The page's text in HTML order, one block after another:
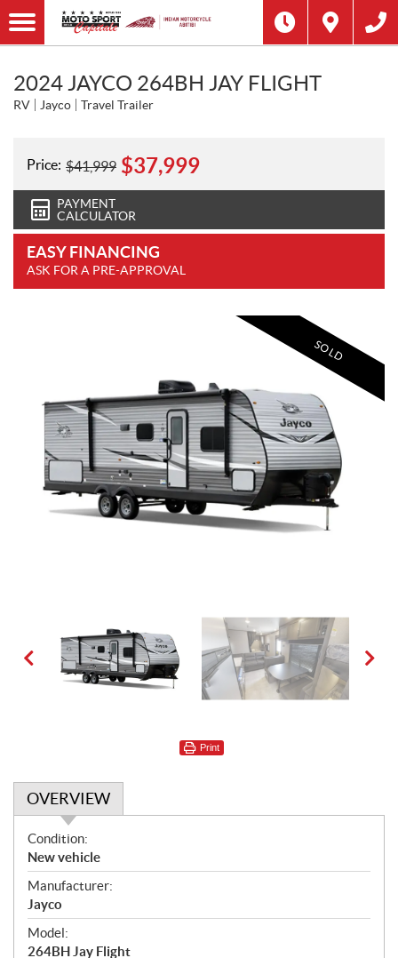
2024 JAYCO 264BH JAY FLIGHT
RV Jayco Travel Trailer
Price: $41,999 $37,999
PAYMENT
CALCULATOR
EASY FINANCING
ASK FOR A PRE-APPROVAL
SOLD
Print
OVERVIEW
O
v
e
r
v
i
Condition:
New vehicle
Manufacturer:
Jayco
Model:
264BH Jay Flight